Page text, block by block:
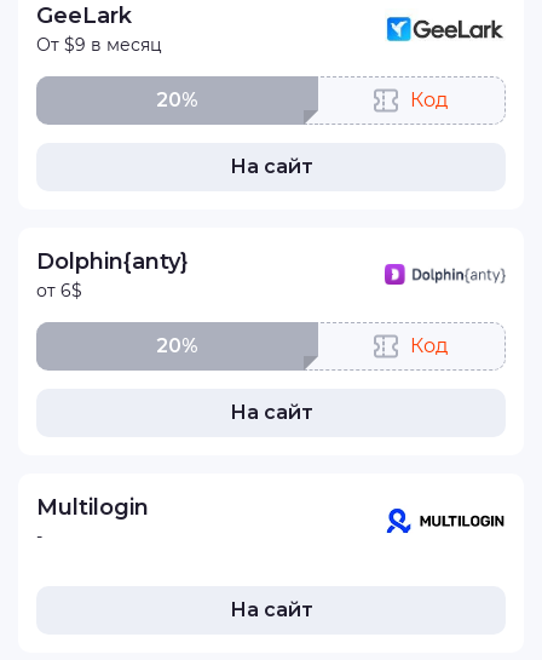
GeeLark
От $9 в месяц
20% Код
На сайт
Dolphin{anty}
от 6$
20% Код
На сайт
Multilogin
-
На сайт